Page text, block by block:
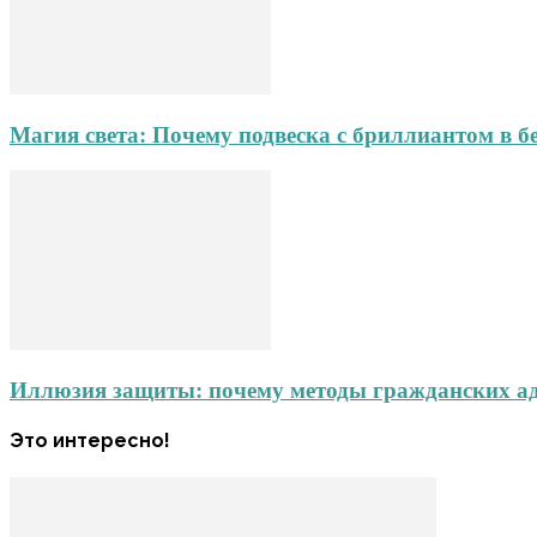
Магия света: Почему подвеска с бриллиантом в
Иллюзия защиты: почему методы гражданских
Это интересно!